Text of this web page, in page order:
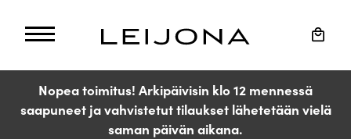
siirry
Nopea toimitus! Arkipäivisin klo 12 mennessä
saapuneet ja vahvistetut tilaukset lähetetään vielä
saman päivän aikana.